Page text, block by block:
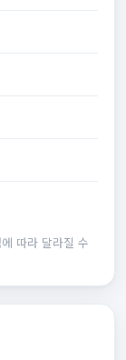
따라 달라질 수